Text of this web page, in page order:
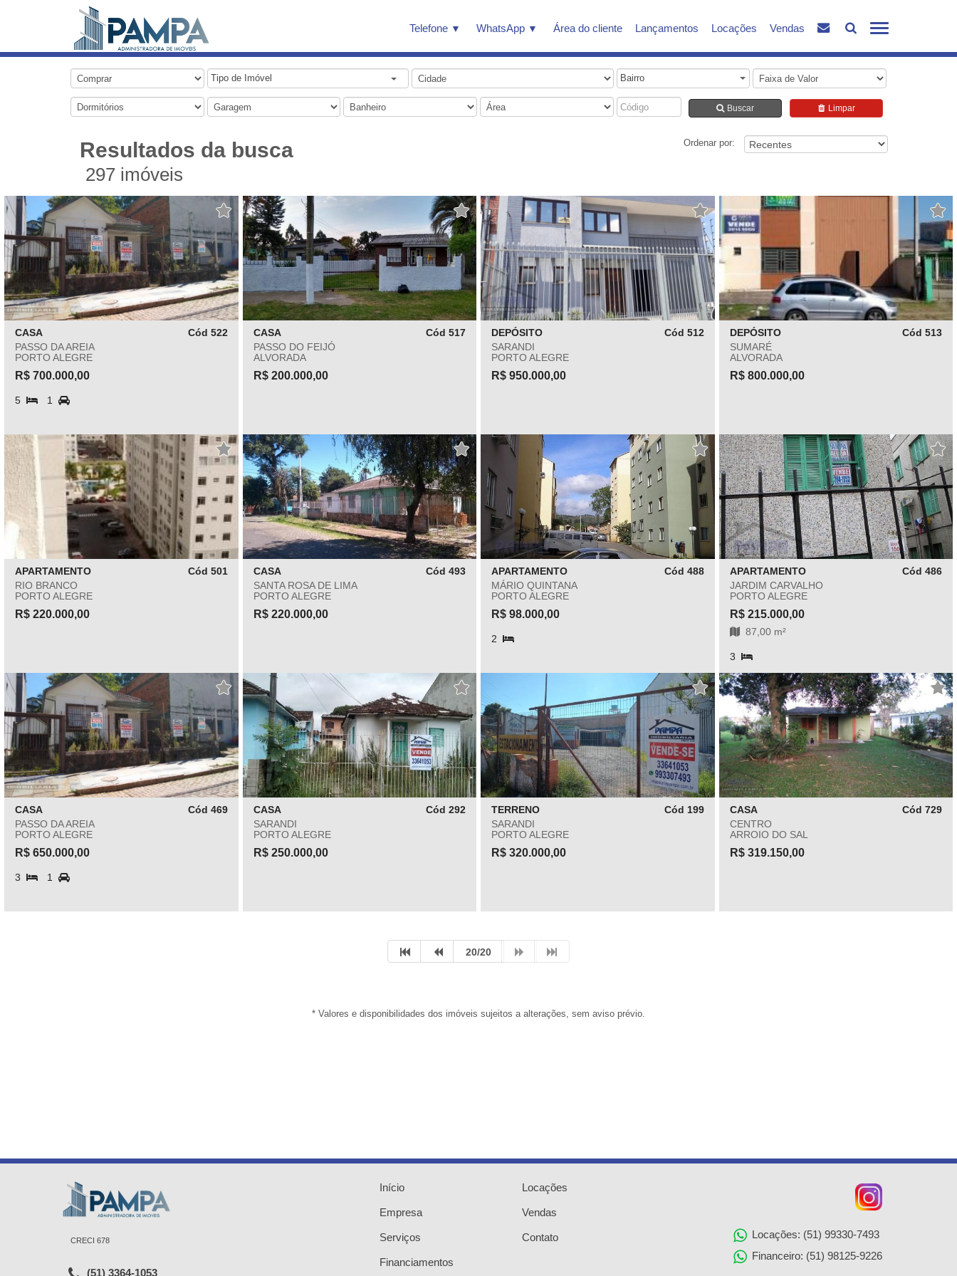
Telefone WhatsApp Área do cliente Lançamentos Locações Vendas
Tipo de Imóvel Bairro
Buscar Limpar
Resultados da busca
297 imóveis
Ordenar por:
CASA
Cód 522
PASSO DA AREIA
PORTO ALEGRE
R$ 700.000,00
5 1
CASA
Cód 517
PASSO DO FEIJÓ
ALVORADA
R$ 200.000,00
DEPÓSITO
Cód 512
SARANDI
PORTO ALEGRE
R$ 950.000,00
DEPÓSITO
Cód 513
SUMARÉ
ALVORADA
R$ 800.000,00
APARTAMENTO
Cód 501
RIO BRANCO
PORTO ALEGRE
R$ 220.000,00
CASA
Cód 493
SANTA ROSA DE LIMA
PORTO ALEGRE
R$ 220.000,00
APARTAMENTO
Cód 488
MÁRIO QUINTANA
PORTO ALEGRE
R$ 98.000,00
2
APARTAMENTO
Cód 486
JARDIM CARVALHO
PORTO ALEGRE
R$ 215.000,00
87,00 m²
3
CASA
Cód 469
PASSO DA AREIA
PORTO ALEGRE
R$ 650.000,00
3 1
CASA
Cód 292
SARANDI
PORTO ALEGRE
R$ 250.000,00
TERRENO
Cód 199
SARANDI
PORTO ALEGRE
R$ 320.000,00
CASA
Cód 729
CENTRO
ARROIO DO SAL
R$ 319.150,00
20/20
* Valores e disponibilidades dos imóveis sujeitos a alterações, sem aviso prévio.
CRECI 678
(51) 3364-1053
Início
Empresa
Serviços
Financiamentos
Locações
Vendas
Contato
Locações: (51) 99330-7493
Financeiro: (51) 98125-9226